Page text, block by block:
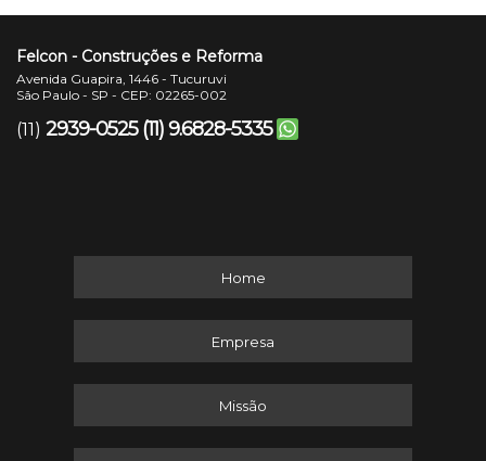
Felcon - Construções e Reforma
Avenida Guapira, 1446 - Tucuruvi
São Paulo - SP - CEP: 02265-002
(11) 2939-0525 (11) 9.6828-5335
Home
Empresa
Missão